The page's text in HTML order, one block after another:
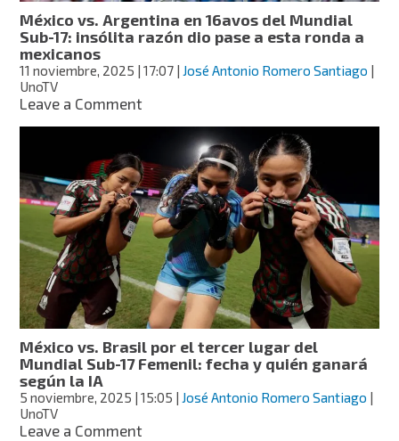
México vs. Argentina en 16avos del Mundial
Sub-17: insólita razón dio pase a esta ronda a
mexicanos
11 noviembre, 2025 | 17:07 | José Antonio Romero Santiago |
UnoTV
Leave a Commenton
Argentina
en
16avos
del
Mundial
Sub-
17:
insólita
razón
dio
pase
a
esta
ronda
a
México vs. Brasil por el tercer lugar del
Mundial Sub-17 Femenil: fecha y quién ganará
según la IA
5 noviembre, 2025 | 15:05 | José Antonio Romero Santiago |
UnoTV
Leave a Commenton